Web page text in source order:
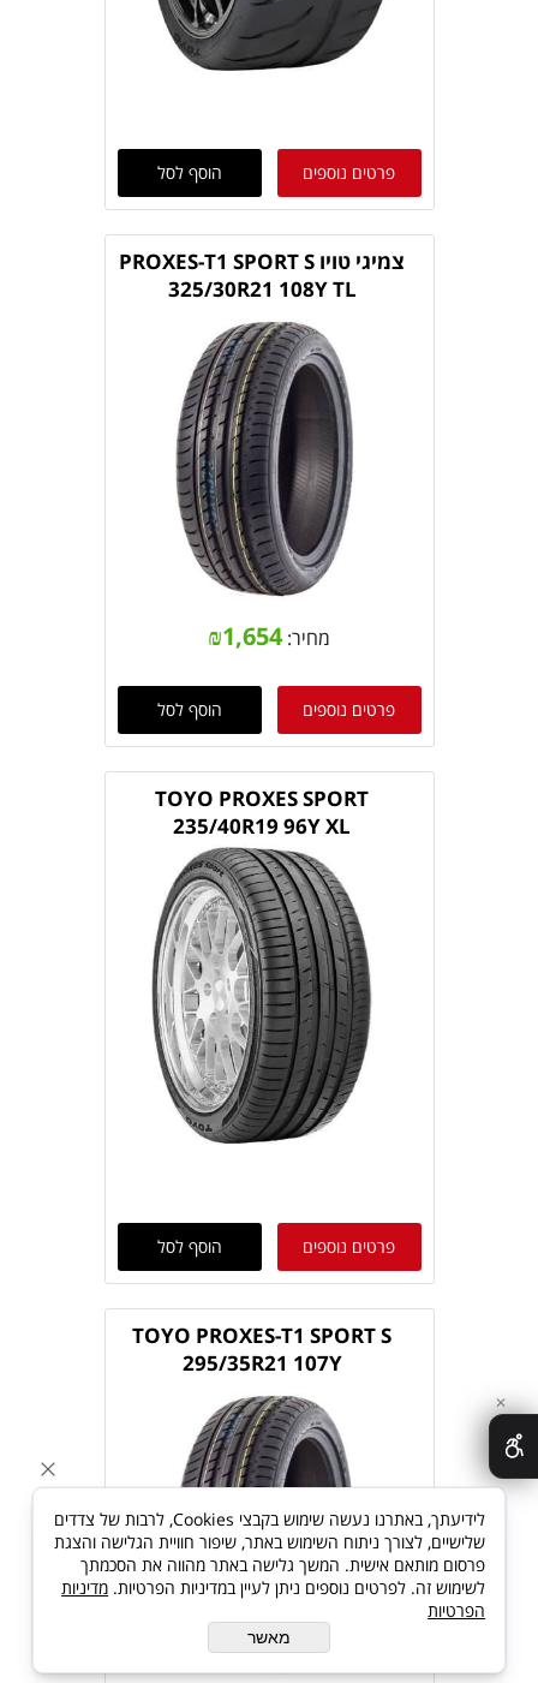
פרטים נוספים הוסף לסל
צמיגי טויו PROXES-T1 SPORT S
325/30R21 108Y TL
מחיר: ₪1,654
פרטים נוספים הוסף לסל
TOYO PROXES SPORT
235/40R19 96Y XL
פרטים נוספים הוסף לסל
TOYO PROXES-T1 SPORT S
295/35R21 107Y
✕
לידיעתך, באתרנו נעשה שימוש בקבצי Cookies, לרבות של צדדים
שלישיים, לצורך ניתוח השימוש באתר, שיפור חוויית הגלישה והצגת
פרסום מותאם אישית. המשך גלישה באתר מהווה את הסכמתך
לשימוש זה. לפרטים נוספים ניתן לעיין במדיניות הפרטיות. מדיניות
הפרטיות
מאשר